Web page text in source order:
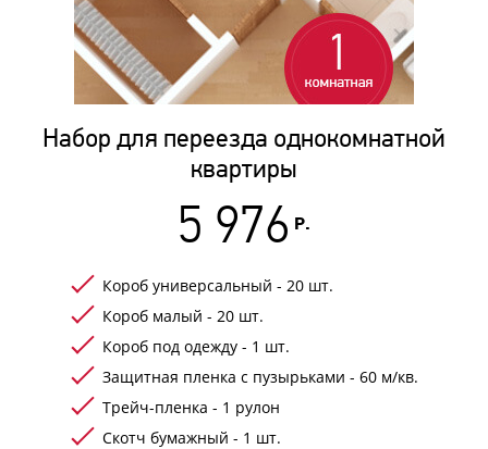
Набор для переезда однокомнатной
квартиры
5 976 Р.
Короб универсальный - 20 шт.
Короб малый - 20 шт.
Короб под одежду - 1 шт.
Защитная пленка с пузырьками - 60 м/кв.
Трейч-пленка - 1 рулон
Скотч бумажный - 1 шт.